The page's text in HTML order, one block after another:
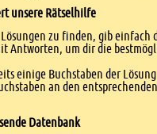
unsere Rätselhilfe
Lösungen zu finden, gib
Antworten, um dir die
einige Buchstaben der
an den
Datenbank